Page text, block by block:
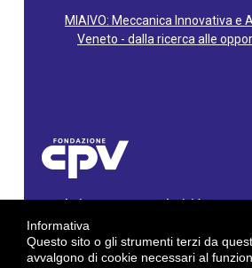
MIAIVO: Meccanica Innovativa e
Veneto - dalla ricerca alle
Via Gioacchino Rossini, 60 - 36100
Tel. 0444/960500 - Fax 0444/1932220
C.F. e P. IVA: 02429800242
Informativa
Questo sito o gli strumenti terzi da
avvalgono di cookie necessari al